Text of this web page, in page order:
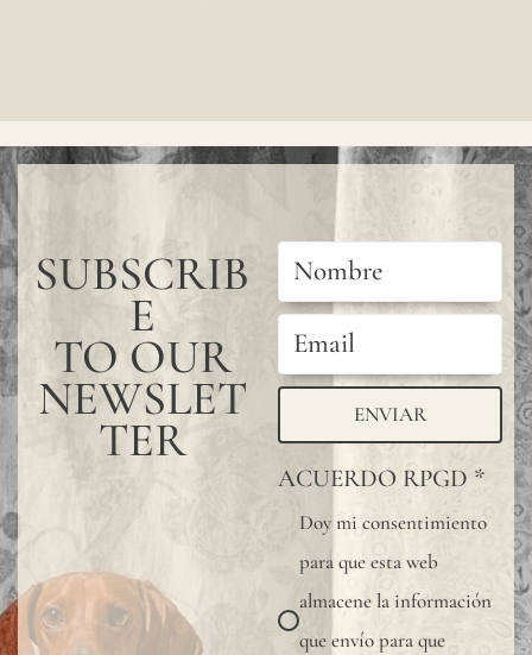
SUBSCRIB
E
TO OUR
NEWSLET
TER ENVIAR
ACUERDO RPGD *
Doy mi consentimiento
para que esta web
almacene la información
que envío para que
Dado
es
fibra
o
nudos